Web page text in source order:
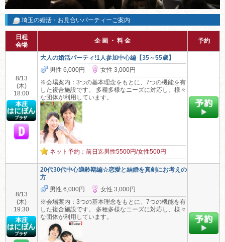
埼玉の婚活・お見合いパーティーご案内
日程
会場
企 画 ・ 料 金 予約
8/13
(木)
18:00
大人の婚活パーティ!1人参加中心編【35～55歳】
男性 6,000円
女性 3,000円
※会場案内：3つの基本理念をもとに、7つの機能を有
した複合施設です。 多種多様なニーズに対応し、様々
な団体が利用しています。
ネット予約：前日迄男性5500円/女性500円
8/13
(木)
19:30
20代30代中心適齢期編☆恋愛と結婚を真剣にお考えの
方
男性 6,000円
女性 3,000円
※会場案内：3つの基本理念をもとに、7つの機能を有
した複合施設です。 多種多様なニーズに対応し、様々
な団体が利用しています。